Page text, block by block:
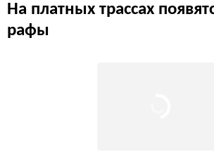
На платных трассах
рафы